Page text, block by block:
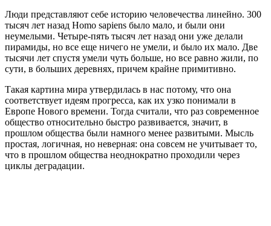
Люди представляют себе историю человечества линейно. 300
тысяч лет назад Homo sapiens было мало, и были они
неумелыми. Четыре-пять тысяч лет назад они уже делали
пирамиды, но все еще ничего не умели, и было их мало. Две
тысячи лет спустя умели чуть больше, но все равно жили, по
сути, в больших деревнях, причем крайне примитивно.
Такая картина мира утвердилась в нас потому, что она
соответствует идеям прогресса, как их узко понимали в
Европе Нового времени. Тогда считали, что раз современное
общество относительно быстро развивается, значит, в
прошлом общества были намного менее развитыми. Мысль
простая, логичная, но неверная: она совсем не учитывает то,
что в прошлом общества неоднократно проходили через
циклы деградации.